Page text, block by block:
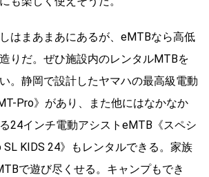
はまあまあにあるが、eMTBなら高低
りだ。ぜひ施設内のレンタルMTBを
。静岡で設計したヤマハの最高級電動
Pro》があり、また他にはなかなか
24インチ電動アシストeMTB《スペシ
SL KIDS 24》もレンタルできる。家族
で遊び尽くせる。キャンプもでき